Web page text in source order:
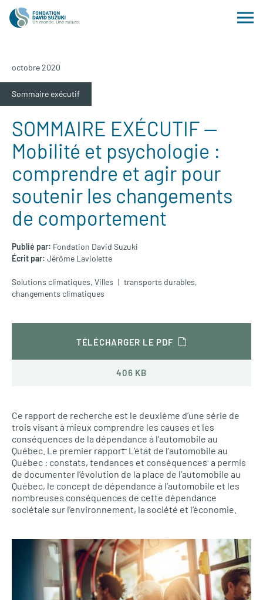
octobre 2020
Sommaire exécutif
SOMMAIRE EXÉCUTIF —
Mobilité et psychologie :
comprendre et agir pour
soutenir les changements
de comportement
Publié par: Fondation David Suzuki
Écrit par: Jérôme Laviolette
Solutions climatiques, Villes transports durables,
changements climatiques
TÉLÉCHARGER LE PDF
406 KB
Ce rapport de recherche est le deuxième d’une série de
trois visant à mieux comprendre les causes et les
conséquences de la dépendance à l’automobile au
Québec. Le premier rapport ̶ L’état de l’automobile au
Québec : constats, tendances et conséquences ̶ a permis
de documenter l’évolution de la place de l’automobile au
Québec, le concept de dépendance à l’automobile et les
nombreuses conséquences de cette dépendance
sociétale sur l’environnement, la société et l’économie.